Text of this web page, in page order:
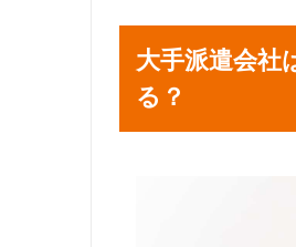
大手派遣会社
る？